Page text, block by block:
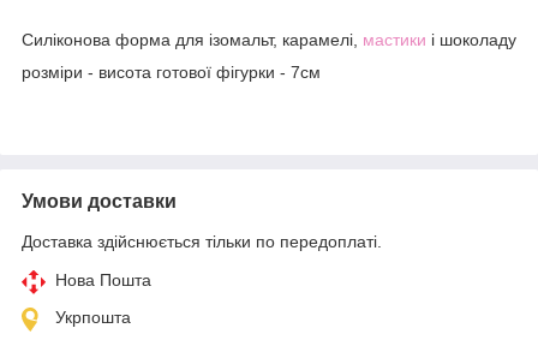
Силіконова форма для ізомальт, карамелі, мастики і шоколаду
розміри - висота готової фігурки - 7см
Умови доставки
Доставка здійснюється тільки по передоплаті.
Нова Пошта
Укрпошта